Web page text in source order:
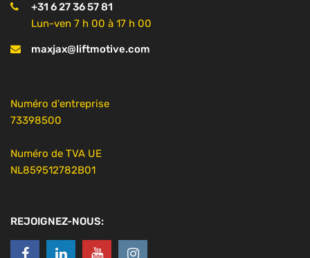
+31 6 27 36 57 81
Lun-ven 7 h 00 à 17 h 00
maxjax@liftmotive.com
Numéro d'entreprise
73398500
Numéro de TVA UE
NL859512782B01
REJOIGNEZ-NOUS: